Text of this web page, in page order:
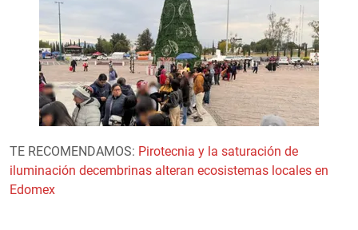
TE RECOMENDAMOS: Pirotecnia y la saturación de
iluminación decembrinas alteran ecosistemas locales en
Edomex